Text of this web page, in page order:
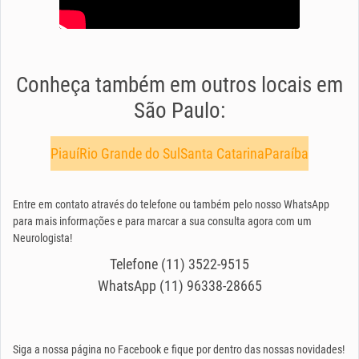
Conheça também em outros locais em
São Paulo:
PiauíRio Grande do Sul Santa CatarinaParaíba
Entre em contato através do telefone ou também pelo nosso WhatsApp
para mais informações e para marcar a sua consulta agora com um
Neurologista!
Telefone (11) 3522-9515
WhatsApp (11) 96338-28665
Siga a nossa página no Facebook e fique por dentro das nossas novidades!